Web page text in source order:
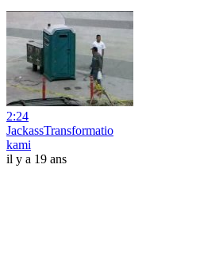
2:24
JackassTransformatio
kami
il y a 19 ans